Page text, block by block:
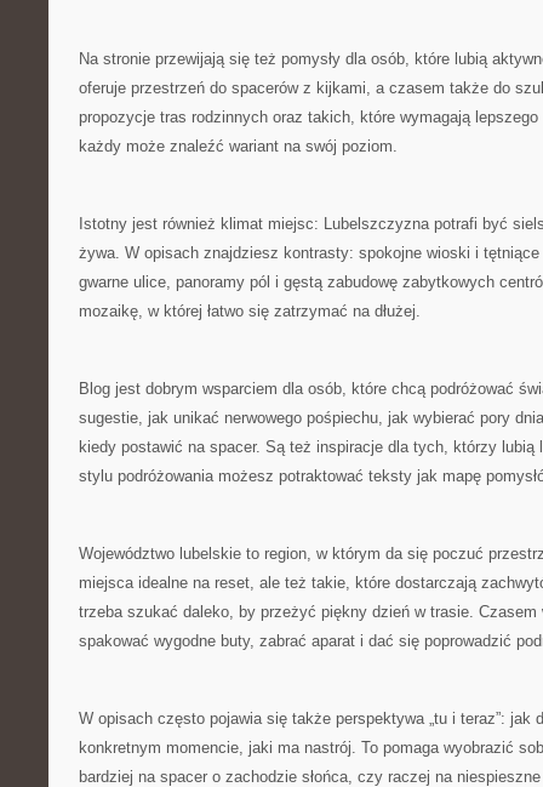
Na stronie przewijają się też pomysły dla osób, które lubią
oferuje przestrzeń do spacerów z kijkami, a czasem także do
propozycje tras rodzinnych oraz takich, które wymagają
każdy może znaleźć wariant na swój poziom.
Istotny jest również klimat miejsc: Lubelszczyzna potrafi być
żywa. W opisach znajdziesz kontrasty: spokojne wioski i
gwarne ulice, panoramy pól i gęstą zabudowę zabytkowych
mozaikę, w której łatwo się zatrzymać na dłużej.
Blog jest dobrym wsparciem dla osób, które chcą podróżować
sugestie, jak unikać nerwowego pośpiechu, jak wybierać pory
kiedy postawić na spacer. Są też inspiracje dla tych, którzy lubią
stylu podróżowania możesz potraktować teksty jak mapę
Województwo lubelskie to region, w którym da się poczuć
miejsca idealne na reset, ale też takie, które dostarczają
trzeba szukać daleko, by przeżyć piękny dzień w trasie.
spakować wygodne buty, zabrać aparat i dać się poprowadzić
W opisach często pojawia się także perspektywa „tu i teraz”: jak
konkretnym momencie, jaki ma nastrój. To pomaga wyobrazić
bardziej na spacer o zachodzie słońca, czy raczej na